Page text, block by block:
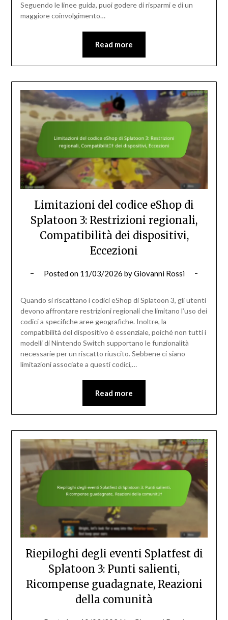
Seguendo le linee guida, puoi godere di risparmi e di un
maggiore coinvolgimento…
Read more
Limitazioni del codice eShop di
Splatoon 3: Restrizioni regionali,
Compatibilità dei dispositivi,
Eccezioni
Posted on 11/03/2026 byGiovanni Rossi
Quando si riscattano i codici eShop di Splatoon 3, gli utenti
devono affrontare restrizioni regionali che limitano l’uso dei
codici a specifiche aree geografiche. Inoltre, la
compatibilità del dispositivo è essenziale, poiché non tutti i
modelli di Nintendo Switch supportano le funzionalità
necessarie per un riscatto riuscito. Sebbene ci siano
limitazioni associate a questi codici,…
Read more
Riepiloghi degli eventi Splatfest di
Splatoon 3: Punti salienti,
Ricompense guadagnate, Reazioni
della comunità